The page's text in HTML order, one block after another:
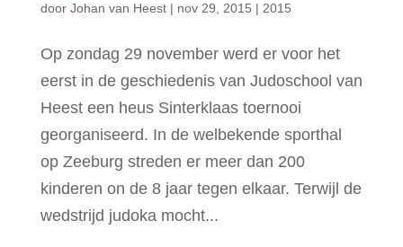
door Johan van Heest| nov 29, 2015 | 2015
Op zondag 29 november werd er voor het
eerst in de geschiedenis van Judoschool van
Heest een heus Sinterklaas toernooi
georganiseerd. In de welbekende sporthal
op Zeeburg streden er meer dan 200
kinderen on de 8 jaar tegen elkaar. Terwijl de
wedstrijd judoka mocht...